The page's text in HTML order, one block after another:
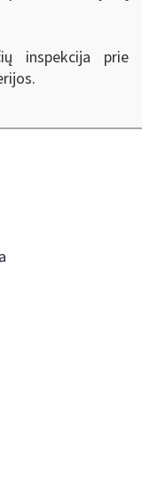
inspekcija prie